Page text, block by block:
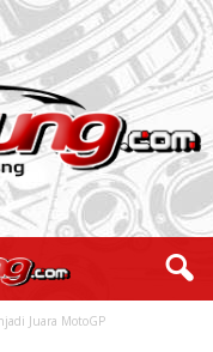
Juara MotoGP